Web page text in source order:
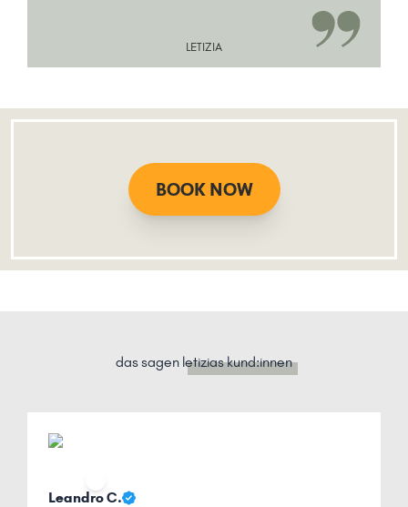
LETIZIA
BOOK NOW
das sagen letizias kund:innen
Leandro C.